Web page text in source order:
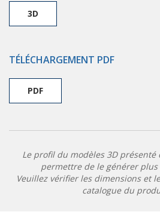
3D
TÉLÉCHARGEMENT PDF
PDF
Le profil du modèles 3D
permettre de le générer
Veuillez vérifier les dimensions et
catalogue du